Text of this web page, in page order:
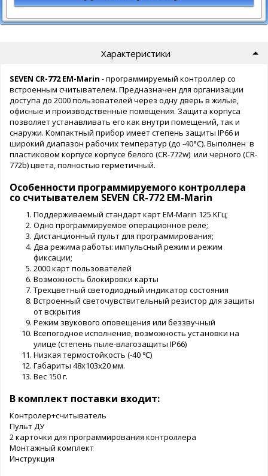
Характеристики
SEVEN CR-772 EM-Marin - программируемый контроллер со
встроенным считывателем. Предназначен для организации
доступа до 2000 пользователей через одну дверь в жилые,
офисные и производственные помещения. Защита корпуса
позволяет устанавливать его как внутри помещений, так и
снаружи. Компактный прибор имеет степень защиты IP66 и
широкий диапазон рабочих температур (до -40°С). Выполнен в
пластиковом корпусе корпусе белого (CR-772w) или черного (CR-
772b) цвета, полностью герметичный.
Особенности программируемого контроллера
со считывателем SEVEN CR-772 EM-Marin
Поддерживаемый стандарт карт EM-Marin 125 КГц;
Одно программируемое операционное реле;
Дистанционный пульт для программирования;
Два режима работы: импульсный режим и режим
фиксации;
2000 карт пользователей
Возможность блокировки карты
Трехцветный светодиодный индикатор состояния
Встроенный светочувствительный резистор для защиты
от вскрытия
Режим звукового оповещения или беззвучный
Всепогодное исполнение, возможность установки на
улице (степень пыле-влагозащиты IP66)
Низкая термостойкость (-40 ℃)
Габариты 48х103х20 мм.
Вес 150 г.
В комплект поставки входит:
Контролер+считыватель
Пульт ДУ
2 карточки для программирования контроллера
Монтажный комплект
Инструкция